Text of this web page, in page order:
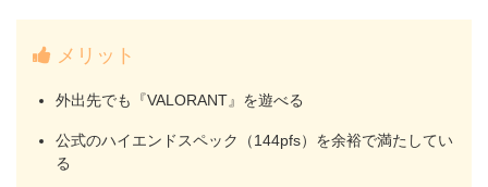
メリット
外出先でも『VALORANT』を遊べる
公式のハイエンドスペック（144pfs）を余裕で満たしてい
る